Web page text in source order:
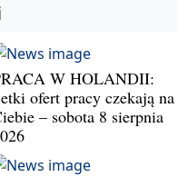
W HOLANDII:
ofert pracy czekają na
– sobota 8 sierpnia